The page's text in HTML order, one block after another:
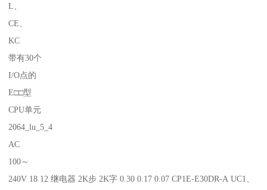
L、
CE、
KC
带有30个
I/O点的
E□□型
CPU单元
2064_lu_5_4
AC
100～
240V 18 12 继电器 2K步 2K字 0.30 0.17 0.07 CP1E-E30DR-A UC1、